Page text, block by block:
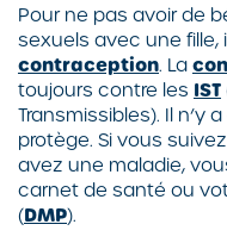
Pour ne pas avoir de
sexuels avec une fille,
contraception. La
toujours contre les IST
Transmissibles). Il n’y
protège. Si vous
avez une maladie,
carnet de santé ou
(DMP).